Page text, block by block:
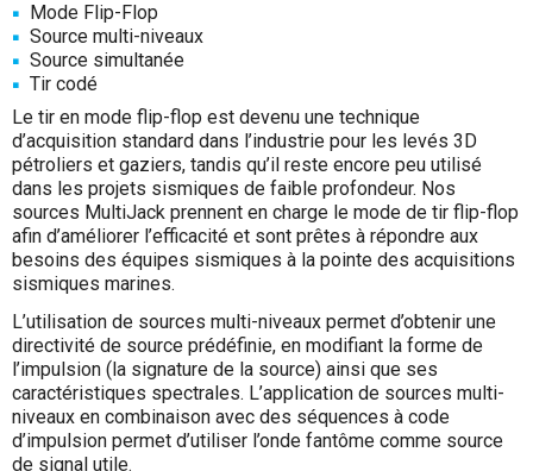
Mode Flip-Flop
Source multi-niveaux
Source simultanée
Tir codé
Le tir en mode flip-flop est devenu une technique
d’acquisition standard dans l’industrie pour les levés 3D
pétroliers et gaziers, tandis qu’il reste encore peu utilisé
dans les projets sismiques de faible profondeur. Nos
sources MultiJack prennent en charge le mode de tir flip-flop
afin d’améliorer l’efficacité et sont prêtes à répondre aux
besoins des équipes sismiques à la pointe des acquisitions
sismiques marines.
L’utilisation de sources multi-niveaux permet d’obtenir une
directivité de source prédéfinie, en modifiant la forme de
l’impulsion (la signature de la source) ainsi que ses
caractéristiques spectrales. L’application de sources multi-
niveaux en combinaison avec des séquences à code
d’impulsion permet d’utiliser l’onde fantôme comme source
de signal utile.